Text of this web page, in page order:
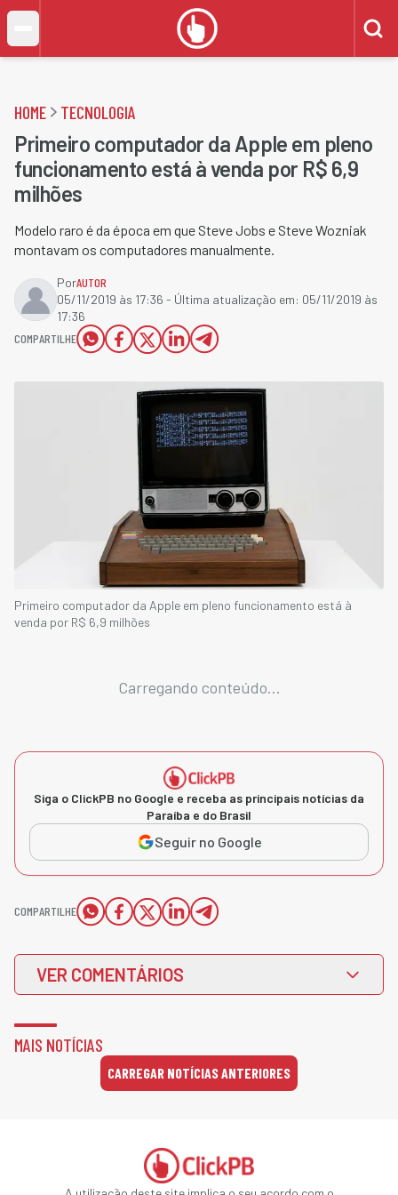
HOME TECNOLOGIA
Primeiro computador da Apple em pleno
funcionamento está à venda por R$ 6,9
milhões
​Modelo raro é da época em que Steve Jobs e Steve Wozniak
montavam os computadores manualmente.
PorAUTOR
05/11/2019 às 17:36 - Última atualização em: 05/11/2019 às
17:36
COMPARTILHE
Primeiro computador da Apple em pleno funcionamento está à
venda por R$ 6,9 milhões
Carregando conteúdo...
Siga o ClickPB no Google e receba as principais notícias da
Paraíba e do Brasil
Seguir no Google
COMPARTILHE
VER COMENTÁRIOS
MAIS NOTÍCIAS
CARREGAR NOTÍCIAS ANTERIORES